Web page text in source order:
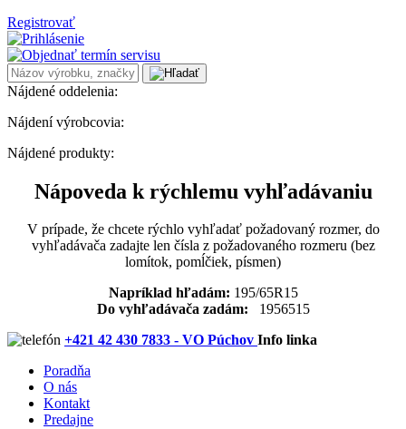
Registrovať
Nájdené oddelenia:
Nájdení výrobcovia:
Nájdené produkty:
Nápoveda k rýchlemu vyhľadávaniu
V prípade, že chcete rýchlo vyhľadať požadovaný rozmer, do
vyhľadávača zadajte len čísla z požadovaného rozmeru (bez
lomítok, pomĺčiek, písmen)
Napríklad hľadám: 195/65R15
Do vyhľadávača zadám: 1956515
+421 42 430 7833 - VO Púchov Info linka
Poradňa
O nás
Kontakt
Predajne